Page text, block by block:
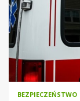
BEZPIECZEŃSTWO